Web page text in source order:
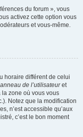
du forum », vous
activez cette option vous
et vous-même.
horaire différent de celui
de l’utilisateuret
la zone où vous vous
Notez que la modification
n’est accessible qu’aux
c’est le bon moment